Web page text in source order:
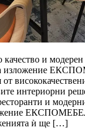
качество и
изложение
от
интериорни
и
ѝ ще […]